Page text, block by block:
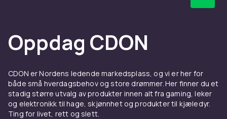
Oppdag CDON
CDON er Nordens ledende markedsplass, og vi er her for
både små hverdagsbehov og store drømmer. Her finner du et
stadig større utvalg av produkter innen alt fra gaming, leker
og elektronikk til hage, skjønnhet og produkter til kjæledyr.
Ting for livet, rett og slett.